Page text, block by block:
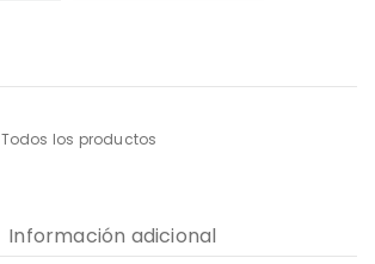
Todos los productos
Información adicional